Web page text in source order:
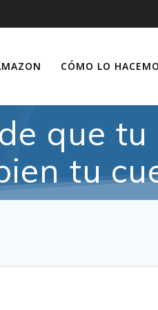
CÓMO LO
que
tu